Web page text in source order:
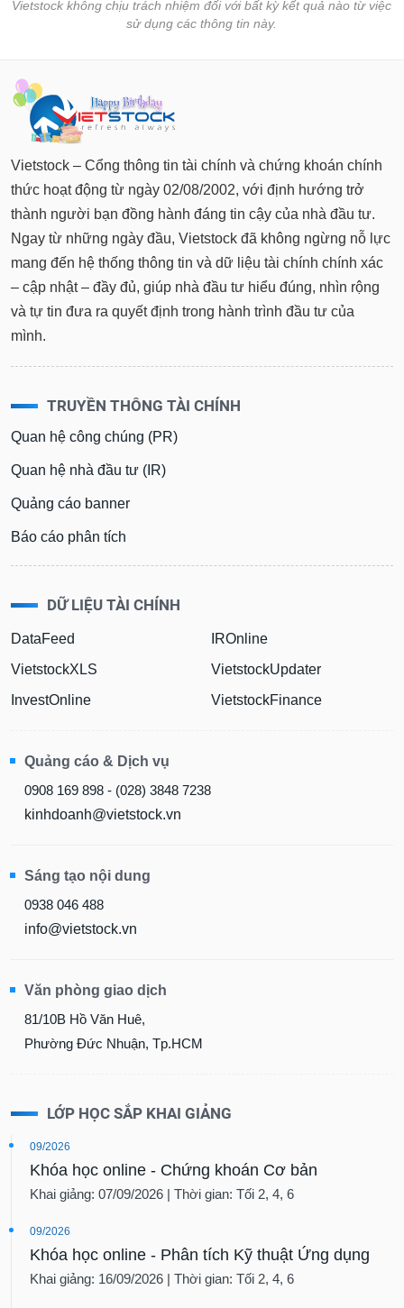
Vietstock không chịu trách nhiệm đối với bất kỳ kết quả nào từ việc
sử dụng các thông tin này.
Vietstock – Cổng thông tin tài chính và chứng khoán chính
thức hoạt động từ ngày 02/08/2002, với định hướng trở
thành người bạn đồng hành đáng tin cậy của nhà đầu tư.
Ngay từ những ngày đầu, Vietstock đã không ngừng nỗ lực
mang đến hệ thống thông tin và dữ liệu tài chính chính xác
– cập nhật – đầy đủ, giúp nhà đầu tư hiểu đúng, nhìn rộng
và tự tin đưa ra quyết định trong hành trình đầu tư của
mình.
TRUYỀN THÔNG TÀI CHÍNH
Quan hệ công chúng (PR)
Quan hệ nhà đầu tư (IR)
Quảng cáo banner
Báo cáo phân tích
DỮ LIỆU TÀI CHÍNH
DataFeed
VietstockXLS
InvestOnline
IROnline
VietstockUpdater
VietstockFinance
Quảng cáo & Dịch vụ
0908 169 898 - (028) 3848 7238
kinhdoanh@vietstock.vn
Sáng tạo nội dung
0938 046 488
info@vietstock.vn
Văn phòng giao dịch
81/10B Hồ Văn Huê,
Phường Đức Nhuận, Tp.HCM
LỚP HỌC SẮP KHAI GIẢNG
09/2026
Khóa học online - Chứng khoán Cơ bản
Khai giảng: 07/09/2026 | Thời gian: Tối 2, 4, 6
09/2026
Khóa học online - Phân tích Kỹ thuật Ứng dụng
Khai giảng: 16/09/2026 | Thời gian: Tối 2, 4, 6
Tất cả Cổ phiếu Chỉ số Chứng chỉ quỹ Chứng
(-)
Tất cả Người nội bộ
Tin
tức
(-)
Bài
viết
của
tác
giả
(-)
phân
tích
(-)
Thuật
ngữ
(-)
(-)
Đào
tài
chính
Công
đầu
Truyền
liệu
chính